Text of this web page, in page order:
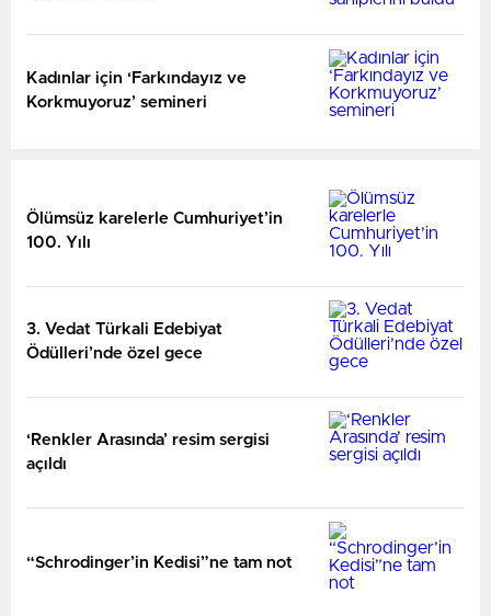
Kadınlar için ‘Farkındayız ve
Korkmuyoruz’ semineri
Ölümsüz karelerle Cumhuriyet’in
100. Yılı
3. Vedat Türkali Edebiyat
Ödülleri’nde özel gece
‘Renkler Arasında’ resim sergisi
açıldı
“Schrodinger’in Kedisi”ne tam not